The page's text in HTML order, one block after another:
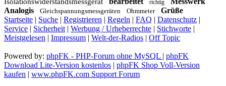
richtig
Analogis
Gleichspannungsmessgeräten Ohmmeter
Grüße
Startseite | Suche | Registrieren | Regeln | FAQ | Datenschutz |
Service | Sicherheit | Werbung / Urheberrechte | Stichworte |
Meistgelesen | Impressum | Welt-der-Radios | Off Topic
Powered by: phpFK - PHP-Forum ohne MySQL | phpFK
Download Lite-Version kostenlos | phpFK Shop Voll-Version
kaufen | www.phpFK.com Support Forum